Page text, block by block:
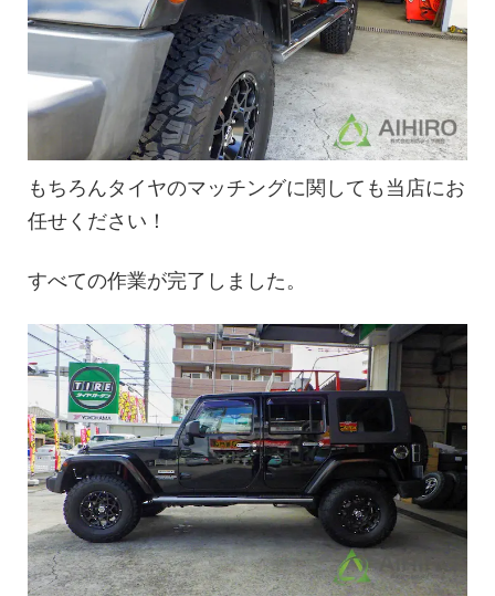
もちろんタイヤのマッチングに関しても当店にお
任せください！
すべての作業が完了しました。